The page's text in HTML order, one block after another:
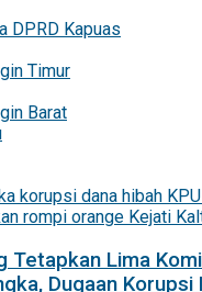
DPRD Kapuas
Timur
Barat
Tetapkan Lima
Dugaan Korupsi